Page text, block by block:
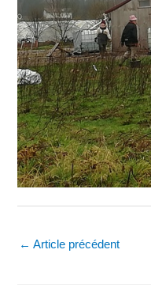
Navigation
← Article précédent